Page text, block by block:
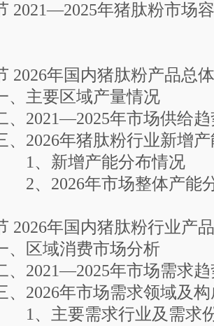
年猪肽粉市场容
年国内猪肽粉产品总
区域产量情况
年市场供给趋势
年猪肽粉行业新增产
产能分布情况
年市场整体产能
年国内猪肽粉行业产品
消费市场分析
年市场需求趋势
年市场需求领域及构
需求行业及需求份